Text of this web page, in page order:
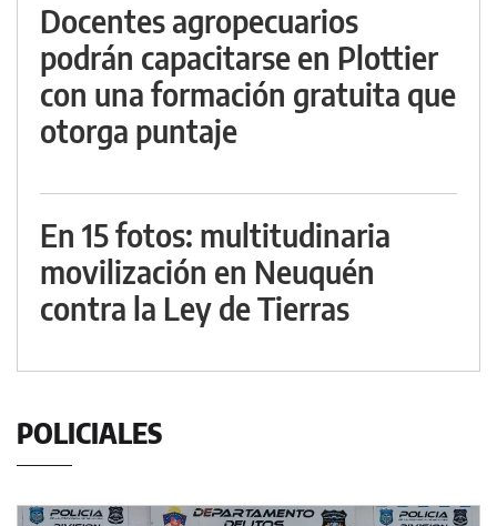
Docentes agropecuarios
podrán capacitarse en Plottier
con una formación gratuita que
otorga puntaje
En 15 fotos: multitudinaria
movilización en Neuquén
contra la Ley de Tierras
POLICIALES